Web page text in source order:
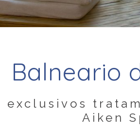
Balneario
Aiken